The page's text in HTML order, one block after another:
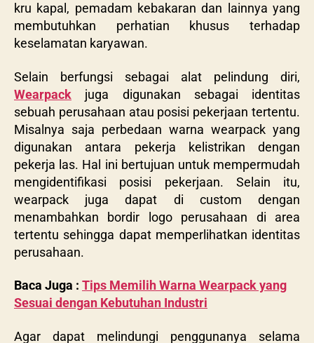
kru kapal, pemadam kebakaran dan lainnya yang
membutuhkan perhatian khusus terhadap
keselamatan karyawan.
Selain berfungsi sebagai alat pelindung diri,
Wearpack juga digunakan sebagai identitas
sebuah perusahaan atau posisi pekerjaan tertentu.
Misalnya saja perbedaan warna wearpack yang
digunakan antara pekerja kelistrikan dengan
pekerja las. Hal ini bertujuan untuk mempermudah
mengidentifikasi posisi pekerjaan. Selain itu,
wearpack juga dapat di custom dengan
menambahkan bordir logo perusahaan di area
tertentu sehingga dapat memperlihatkan identitas
perusahaan.
Baca Juga : Tips Memilih Warna Wearpack yang
Sesuai dengan Kebutuhan Industri
Agar dapat melindungi penggunanya selama